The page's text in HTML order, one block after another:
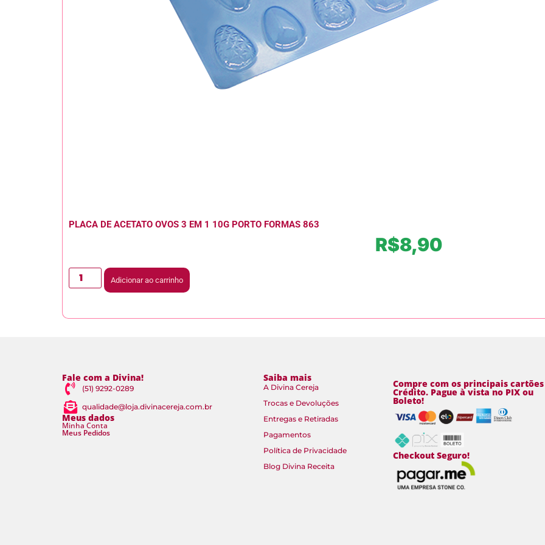
PLACA DE ACETATO OVOS 3 EM 1 10G PORTO FORMAS 863
R$8,90
Adicionar ao carrinho
Fale com a Divina!
(51) 9292-0289
qualidade@loja.divinacereja.com.br
Meus dados
Minha Conta
Meus Pedidos
Saiba mais
A Divina Cereja
Trocas e Devoluções
Entregas e Retiradas
Pagamentos
Política de Privacidade
Blog Divina Receita
Compre com os principais cartões
Crédito. Pague à vista no PIX ou
Boleto!
Checkout Seguro!